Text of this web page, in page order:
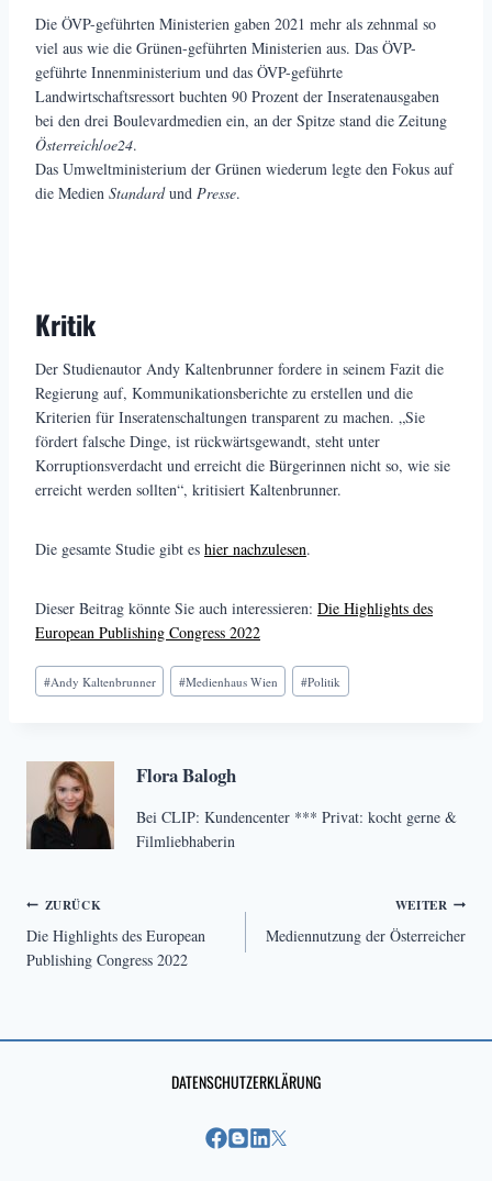
Die ÖVP-geführten Ministerien gaben 2021 mehr als zehnmal so
viel aus wie die Grünen-geführten Ministerien aus. Das ÖVP-
geführte Innenministerium und das ÖVP-geführte
Landwirtschaftsressort buchten 90 Prozent der Inseratenausgaben
bei den drei Boulevardmedien ein, an der Spitze stand die Zeitung
Österreich/oe24.
Das Umweltministerium der Grünen wiederum legte den Fokus auf
die Medien Standardund Presse.
Kritik
Der Studienautor Andy Kaltenbrunner fordere in seinem Fazit die
Regierung auf, Kommunikationsberichte zu erstellen und die
Kriterien für Inseratenschaltungen transparent zu machen. „Sie
fördert falsche Dinge, ist rückwärtsgewandt, steht unter
Korruptionsverdacht und erreicht die Bürgerinnen nicht so, wie sie
erreicht werden sollten“, kritisiert Kaltenbrunner.
Die gesamte Studie gibt es hier nachzulesen.
Dieser Beitrag könnte Sie auch interessieren: Die Highlights des
European Publishing Congress 2022
Schlagworte:
#Andy Kaltenbrunner #Medienhaus Wien #Politik
Flora Balogh
Bei CLIP: Kundencenter *** Privat: kocht gerne &
Filmliebhaberin
Beitragsnavigation
ZURÜCK
Die Highlights des European
Publishing Congress 2022
WEITER
Mediennutzung der Österreicher
DATENSCHUTZERKLÄRUNG